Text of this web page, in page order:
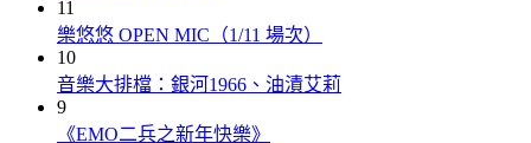
11
樂悠悠 OPEN MIC（1/11 場次）
10
音樂大排檔：銀河1966、油漬艾莉
9
《EMO二兵之新年快樂》